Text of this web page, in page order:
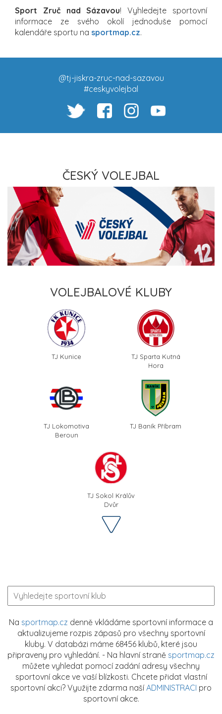
Sport Zruč nad Sázavou! Vyhledejte sportovní
informace ze svého okolí jednoduše pomocí
kalendáře sportu na sportmap.cz.
@tj-jiskra-zruc-nad-sazavou
#ceskyvolejbal
ČESKÝ VOLEJBAL
VOLEJBALOVÉ KLUBY
TJ Kunice
TJ Sparta Kutná
Hora
TJ Lokomotiva
Beroun
TJ Baník Příbram
TJ Sokol Králův
Dvůr
Na sportmap.cz denně vkládáme sportovní informace a
aktualizujeme rozpis zápasů pro všechny sportovní
kluby. V databázi máme 68456 klubů, které jsou
připraveny pro vyhledání. - Na hlavní straně sportmap.cz
můžete vyhledat pomocí zadání adresy všechny
sportovní akce ve vaší blízkosti. Chcete přidat vlastní
sportovní akci? Využijte zdarma naší ADMINISTRACI pro
sportovní akce.